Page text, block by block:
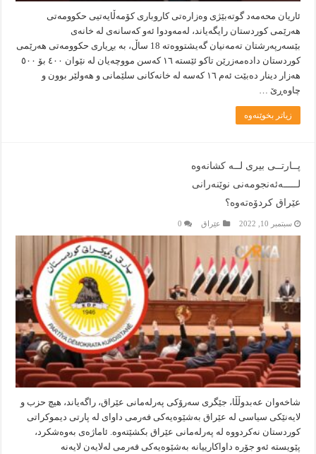
ئاریان محەمەد گوتەبێژی وەزارەتی کاروباری کۆمەڵایەتیی حکوومەتی
هەرێمی کوردستان رایگەیاند، لەمەودوا ئەو کەسانەی لە خانەی
بێسەرپەرشتان تەمەنیان گەیشتووەتە 18 ساڵ، بە بڕیاری حکوومەتی هەرێمی
کوردستان دادەمەزرێن تاکو ئێستە ١٦ کەسن مووچەیان لە نێوان ٤٠٠ بۆ ٥٠٠
هەزار دینار دەبێت ئەم ١٦ کەسە لە خانەکانى سلێمانى و هەولێر بوون و
چاوەڕێ …
زیاتر بخوێنەوە
پــارتــی بیری لــە کشانەوە
لـــــەئەنجومەنی نوێنەرانی
عێراق کردۆەتەوە؟
سبتمبر 10, 2022 عێراق 0
شاخه‌وان عه‌بدوڵڵا، جێگری سه‌رۆكی په‌رله‌مانی عێراق، راگه‌یاند، هیچ حزب و
لایه‌نێكی سیاسی له‌ عێراق به‌شێوه‌یه‌كی فه‌رمی داوای له‌ پارتی دیموكراتی
كوردستان نه‌كردووه‌ له‌ په‌رله‌مانی عێراق بكشێته‌وه‌. ئاماژه‌ی به‌وه‌شكرد،
پێویسته‌ ئه‌و جۆره‌ داواكارییانه‌ به‌شێوه‌یه‌كی فه‌رمی له‌لایه‌ن لایه‌نه‌